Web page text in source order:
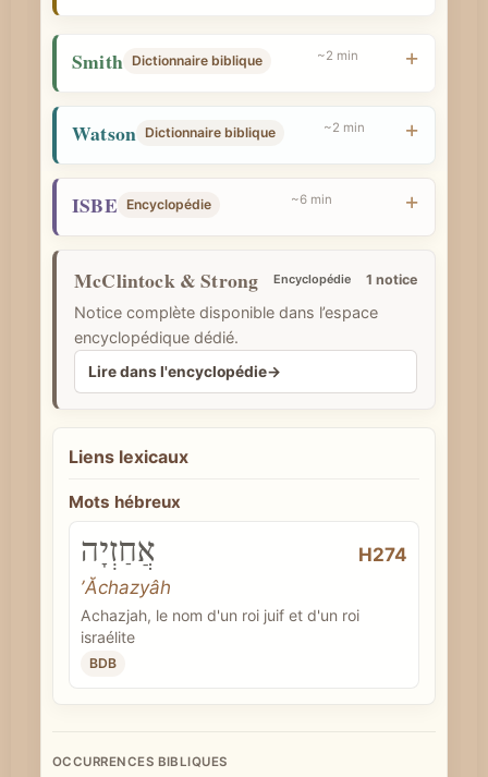
Liens lexicaux
Mots hébreux
אֲחַזְיָה
H274
ʼĂchazyâh
Achazjah, le nom d'un roi juif et d'un roi
israélite
BDB
Smith Dictionnaire biblique ~2 min
Watson Dictionnaire biblique ~2 min
ISBE Encyclopédie ~6 min
McClintock & Strong Encyclopédie 1 notice
Notice complète disponible dans l’espace
encyclopédique dédié.
Lire dans l'encyclopédie→
OCCURRENCES BIBLIQUES